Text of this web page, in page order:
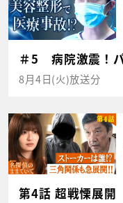
＃5 病院激震！
8月4日(火)放送分
第4話 超戦慄展開